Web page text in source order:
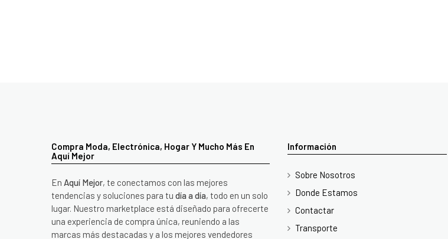
Compra Moda, Electrónica, Hogar Y Mucho Más En
Aquí Mejor
En Aquí Mejor, te conectamos con las mejores
tendencias y soluciones para tu día a día, todo en un solo
lugar. Nuestro marketplace está diseñado para ofrecerte
una experiencia de compra única, reuniendo a las
marcas más destacadas y a los mejores vendedores
Información
Sobre Nosotros
Donde Estamos
Contactar
Transporte